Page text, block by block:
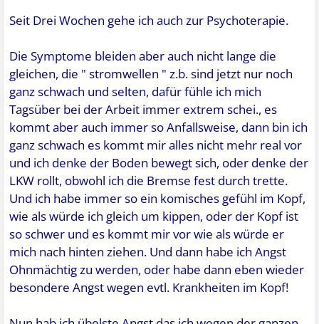
Seit Drei Wochen gehe ich auch zur Psychoterapie.
Die Symptome bleiden aber auch nicht lange die
gleichen, die " stromwellen " z.b. sind jetzt nur noch
ganz schwach und selten, dafür fühle ich mich
Tagsüber bei der Arbeit immer extrem schei., es
kommt aber auch immer so Anfallsweise, dann bin ich
ganz schwach es kommt mir alles nicht mehr real vor
und ich denke der Boden bewegt sich, oder denke der
LKW rollt, obwohl ich die Bremse fest durch trette.
Und ich habe immer so ein komisches gefühl im Kopf,
wie als würde ich gleich um kippen, oder der Kopf ist
so schwer und es kommt mir vor wie als würde er
mich nach hinten ziehen. Und dann habe ich Angst
Ohnmächtig zu werden, oder habe dann eben wieder
besondere Angst wegen evtl. Krankheiten im Kopf!